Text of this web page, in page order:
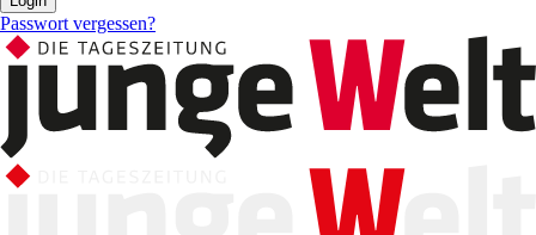
Passwort vergessen?